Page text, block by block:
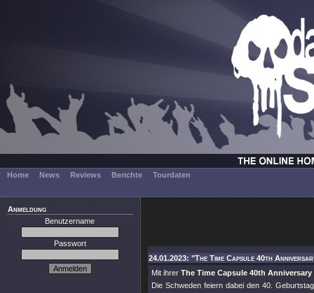
Home News Reviews Berichte Tourdaten
Anmeldung
Benutzername
Passwort
24.01.2023: "The Time Capsule 40th
Mit ihrer The Time Capsule 40th Anniversary
Die Schweden feiern dabei den 40.